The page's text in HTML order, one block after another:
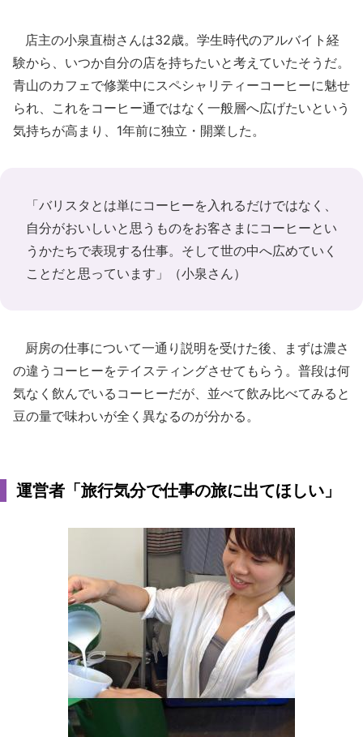
店主の小泉直樹さんは32歳。学生時代のアルバイト経
験から、いつか自分の店を持ちたいと考えていたそうだ。
青山のカフェで修業中にスペシャリティーコーヒーに魅せ
られ、これをコーヒー通ではなく一般層へ広げたいという
気持ちが高まり、1年前に独立・開業した。
「バリスタとは単にコーヒーを入れるだけではなく、
自分がおいしいと思うものをお客さまにコーヒーとい
うかたちで表現する仕事。そして世の中へ広めていく
ことだと思っています」（小泉さん）
厨房の仕事について一通り説明を受けた後、まずは濃さ
の違うコーヒーをテイスティングさせてもらう。普段は何
気なく飲んでいるコーヒーだが、並べて飲み比べてみると
豆の量で味わいが全く異なるのが分かる。
運営者「旅行気分で仕事の旅に出てほしい」